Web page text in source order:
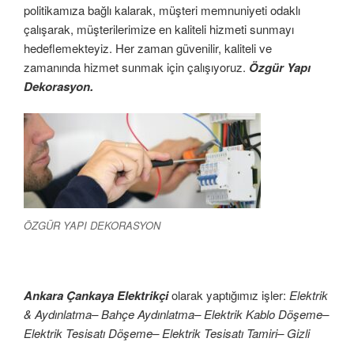
politikamıza bağlı kalarak, müşteri memnuniyeti odaklı
çalışarak, müşterilerimize en kaliteli hizmeti sunmayı
hedeflemekteyiz. Her zaman güvenilir, kaliteli ve
zamanında hizmet sunmak için çalışıyoruz. Özgür Yapı
Dekorasyon.
ÖZGÜR YAPI DEKORASYON
Ankara Çankaya Elektrikçiolarak yaptığımız işler: Elektrik
& Aydınlatma– Bahçe Aydınlatma– Elektrik Kablo Döşeme–
Elektrik Tesisatı Döşeme– Elektrik Tesisatı Tamiri– Gizli